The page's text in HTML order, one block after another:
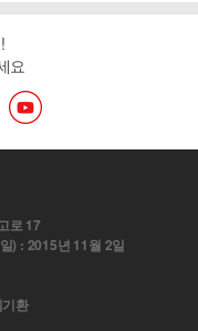
요
로 17
) : 2015년 11월 2일
환